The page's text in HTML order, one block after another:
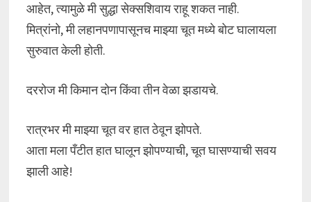
आहेत, त्यामुळे मी सुद्धा सेक्सशिवाय राहू शकत नाही.
मित्रांनो, मी लहानपणापासूनच माझ्या चूत मध्ये बोट घालायला
सुरुवात केली होती.
दररोज मी किमान दोन किंवा तीन वेळा झडायचे.
रात्रभर मी माझ्या चूत वर हात ठेवून झोपते.
आता मला पँटीत हात घालून झोपण्याची, चूत घासण्याची सवय
झाली आहे!